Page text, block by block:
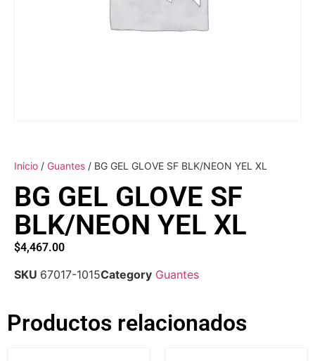
Inicio / Guantes / BG GEL GLOVE SF BLK/NEON YEL XL
BG GEL GLOVE SF
BLK/NEON YEL XL
$4,467.00
SKU 67017-1015Category Guantes
Productos relacionados